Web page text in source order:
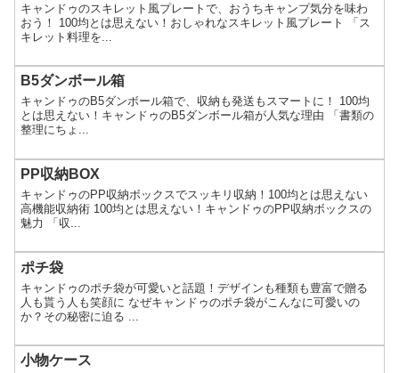
キャンドゥのスキレット風プレートで、おうちキャンプ気分を味わ
おう！ 100均とは思えない！おしゃれなスキレット風プレート 「ス
キレット料理を...
B5ダンボール箱
キャンドゥのB5ダンボール箱で、収納も発送もスマートに！ 100均
とは思えない！キャンドゥのB5ダンボール箱が人気な理由 「書類の
整理にちょ...
PP収納BOX
キャンドゥのPP収納ボックスでスッキリ収納！100均とは思えない
高機能収納術 100均とは思えない！キャンドゥのPP収納ボックスの
魅力 「収...
ポチ袋
キャンドゥのポチ袋が可愛いと話題！デザインも種類も豊富で贈る
人も貰う人も笑顔に なぜキャンドゥのポチ袋がこんなに可愛いの
か？その秘密に迫る ...
小物ケース